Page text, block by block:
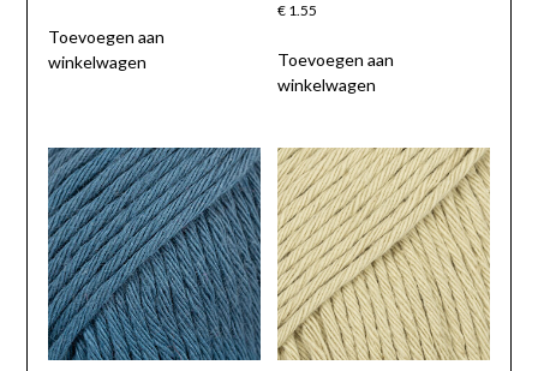
Toevoegen aan
winkelwagen
€ 1.55
Toevoegen aan
winkelwagen